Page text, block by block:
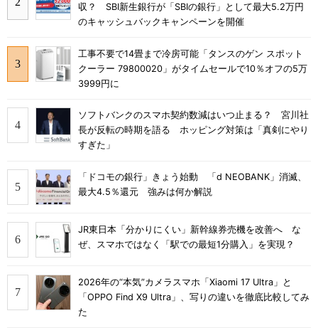
収？ SBI新生銀行が「SBIの銀行」として最大5.2万円
のキャッシュバックキャンペーンを開催
工事不要で14畳まで冷房可能「タンスのゲン スポット
クーラー 79800020」がタイムセールで10％オフの5万
3999円に
ソフトバンクのスマホ契約数減はいつ止まる？ 宮川社
長が反転の時期を語る ホッピング対策は「真剣にやり
すぎた」
「ドコモの銀行」きょう始動 「d NEOBANK」消滅、
最大4.5％還元 強みは何か解説
JR東日本「分かりにくい」新幹線券売機を改善へ な
ぜ、スマホではなく「駅での最短1分購入」を実現？
2026年の“本気”カメラスマホ「Xiaomi 17 Ultra」と
「OPPO Find X9 Ultra」、写りの違いを徹底比較してみ
た